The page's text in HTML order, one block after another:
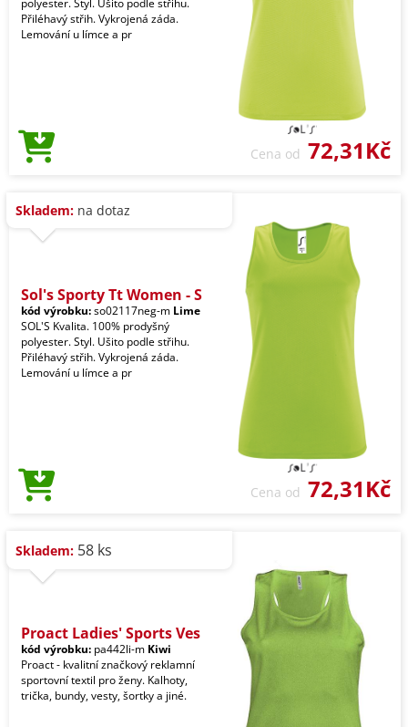
polyester. Styl. Ušito podle střihu.
Přiléhavý střih. Vykrojená záda.
Lemování u límce a pr
Cena od 72,31Kč
Skladem: na dotaz
Sol's Sporty Tt Women - S
kód výrobku:so02117neg-m Lime
SOL'S Kvalita. 100% prodyšný
polyester. Styl. Ušito podle střihu.
Přiléhavý střih. Vykrojená záda.
Lemování u límce a pr
Cena od 72,31Kč
Skladem: 58 ks
Proact Ladies' Sports Ves
kód výrobku: pa442li-m Kiwi
Proact - kvalitní značkový reklamní
sportovní textil pro ženy. Kalhoty,
trička, bundy, vesty, šortky a jiné.